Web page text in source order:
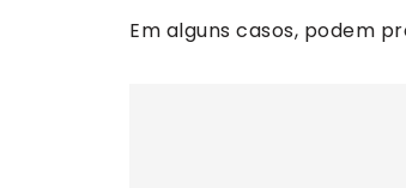
Em alguns casos, podem